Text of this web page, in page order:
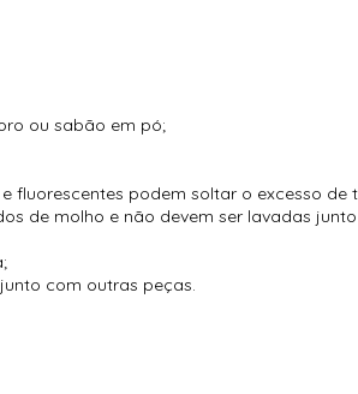
ou sabão em pó;
fluorescentes podem soltar o excesso de
de molho e não devem ser lavadas
com outras peças.